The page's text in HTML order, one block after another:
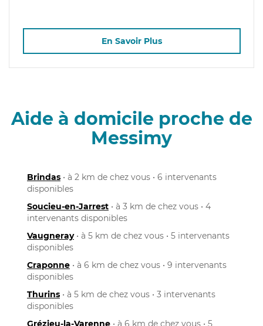
En Savoir Plus
Aide à domicile proche de
Messimy
Brindas • à 2 km de chez vous • 6 intervenants
disponibles
Soucieu-en-Jarrest • à 3 km de chez vous • 4
intervenants disponibles
Vaugneray• à 5 km de chez vous • 5 intervenants
disponibles
Craponne • à 6 km de chez vous • 9 intervenants
disponibles
Thurins • à 5 km de chez vous • 3 intervenants
disponibles
Grézieu-la-Varenne • à 6 km de chez vous • 5